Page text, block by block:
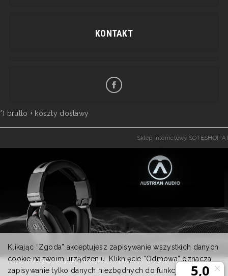
KONTAKT
*) brutto + koszty dostawy
Sklep internetowy SOTESHOP AI
Klikając “Zgoda” akceptujesz zapisywanie wszystkich danych
cookie na twoim urządzeniu. Kliknięcie “Odmowa” oznacza
zapisywanie tylko danych niezbędnych do funkcjonowania